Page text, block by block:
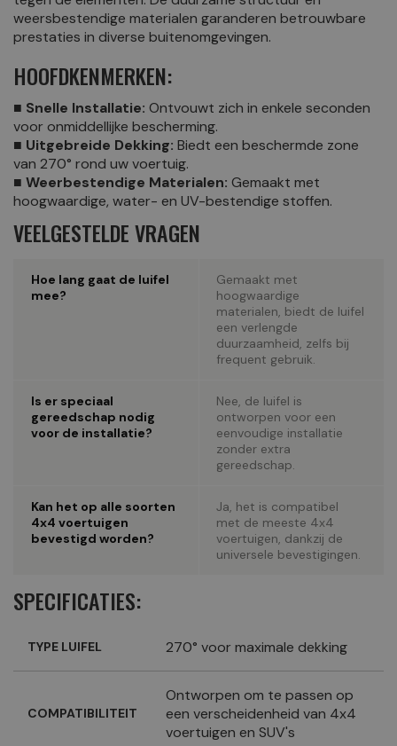
weersbestendige materialen garanderen betrouwbare
prestaties in diverse buitenomgevingen.
HOOFDKENMERKEN:
■ Snelle Installatie: Ontvouwt zich in enkele seconden
voor onmiddellijke bescherming.
■ Uitgebreide Dekking: Biedt een beschermde zone
van 270° rond uw voertuig.
■ Weerbestendige Materialen: Gemaakt met
hoogwaardige, water- en UV-bestendige stoffen.
VEELGESTELDE VRAGEN
Hoe lang gaat de luifel
mee?
Gemaakt met
hoogwaardige
materialen, biedt de luifel
een verlengde
duurzaamheid, zelfs bij
frequent gebruik.
Is er speciaal
gereedschap nodig
voor de installatie?
Nee, de luifel is
ontworpen voor een
eenvoudige installatie
zonder extra
gereedschap.
Kan het op alle soorten
4x4 voertuigen
bevestigd worden?
Ja, het is compatibel
met de meeste 4x4
voertuigen, dankzij de
universele bevestigingen.
SPECIFICATIES:
TYPE LUIFEL 270° voor maximale dekking
COMPATIBILITEIT
Ontworpen om te passen op
een verscheidenheid van 4x4
voertuigen en SUV's